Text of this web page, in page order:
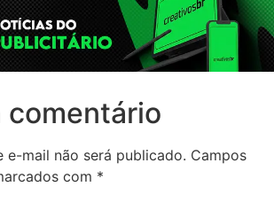
comentário
e-mail não será publicado. Campos
com *